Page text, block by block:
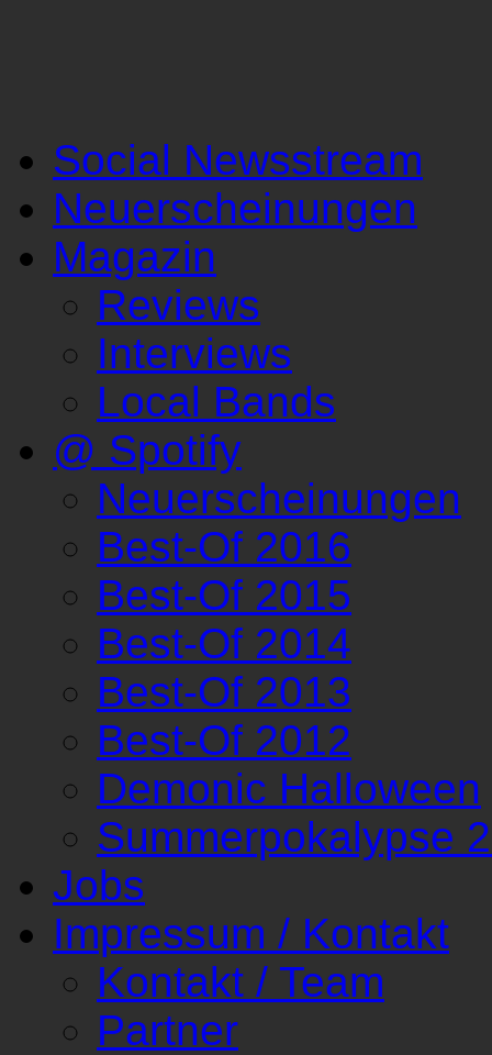
Social Newsstream
Neuerscheinungen
Magazin
Reviews
Interviews
Local Bands
@ Spotify
Neuerscheinungen
Best-Of 2016
Best-Of 2015
Best-Of 2014
Best-Of 2013
Best-Of 2012
Demonic Halloween
Summerpokalypse
Jobs
Impressum / Kontakt
Kontakt / Team
Partner